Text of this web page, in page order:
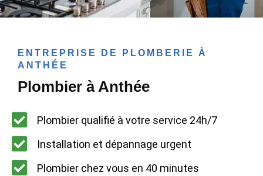
ENTREPRISE DE PLOMBERIE À
ANTHÉE
Plombier à Anthée
Plombier qualifié à votre service 24h/7
Installation et dépannage urgent
Plombier chez vous en 40 minutes